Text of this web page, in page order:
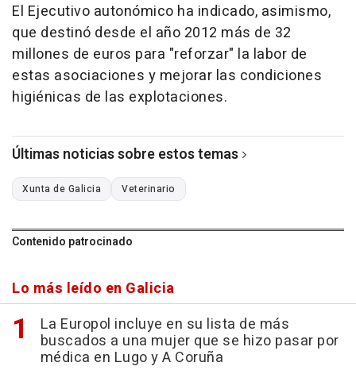
El Ejecutivo autonómico ha indicado, asimismo,
que destinó desde el año 2012 más de 32
millones de euros para "reforzar" la labor de
estas asociaciones y mejorar las condiciones
higiénicas de las explotaciones.
Últimas noticias sobre estos temas
Xunta de Galicia Veterinario
Contenido patrocinado
Lo más leído en Galicia
La Europol incluye en su lista de más
buscados a una mujer que se hizo pasar por
médica en Lugo y A Coruña